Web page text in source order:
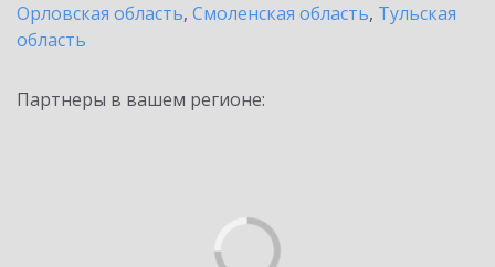
Орловская область, Смоленская область, Тульская
область
Партнеры в вашем регионе: